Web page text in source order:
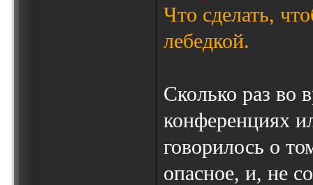
Что сделать,
лебедкой.
Сколько раз во
конференциях
говорилось о
опасное, и, не